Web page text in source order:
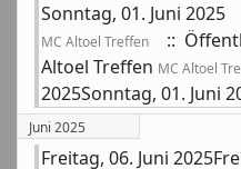
Sonntag, 01. Juni 2025
MC Altoel Treffen
::
Altoel Treffen MC Altoel
2025Sonntag, 01. Juni
Juni 2025
Freitag, 06. Juni